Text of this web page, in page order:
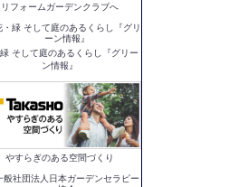
リフォームガーデンクラブへ
そして庭のあるくらし『グリー
ン情報』
やすらぎのある空間づくり